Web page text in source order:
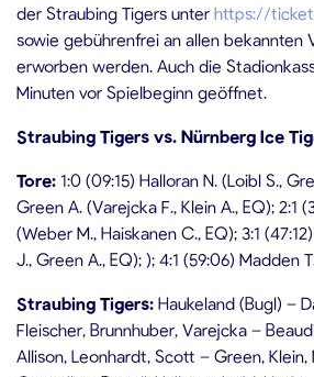
der Straubing Tigers unter https://
sowie gebührenfrei an allen bekannten
erworben werden. Auch die
Minuten vor Spielbeginn geöffnet.
Straubing Tigers vs. Nürnberg Ice
Tore: 1:0 (09:15) Halloran N. (Loibl S.,
Green A. (Varejcka F., Klein A., EQ); 2:1
(Weber M., Haiskanen C., EQ); 3:1
J., Green A., EQ); ); 4:1 (59:06) Madden
Straubing Tigers: Haukeland (Bugl) –
Fleischer, Brunnhuber, Varejcka –
Allison, Leonhardt, Scott – Green, Klein,